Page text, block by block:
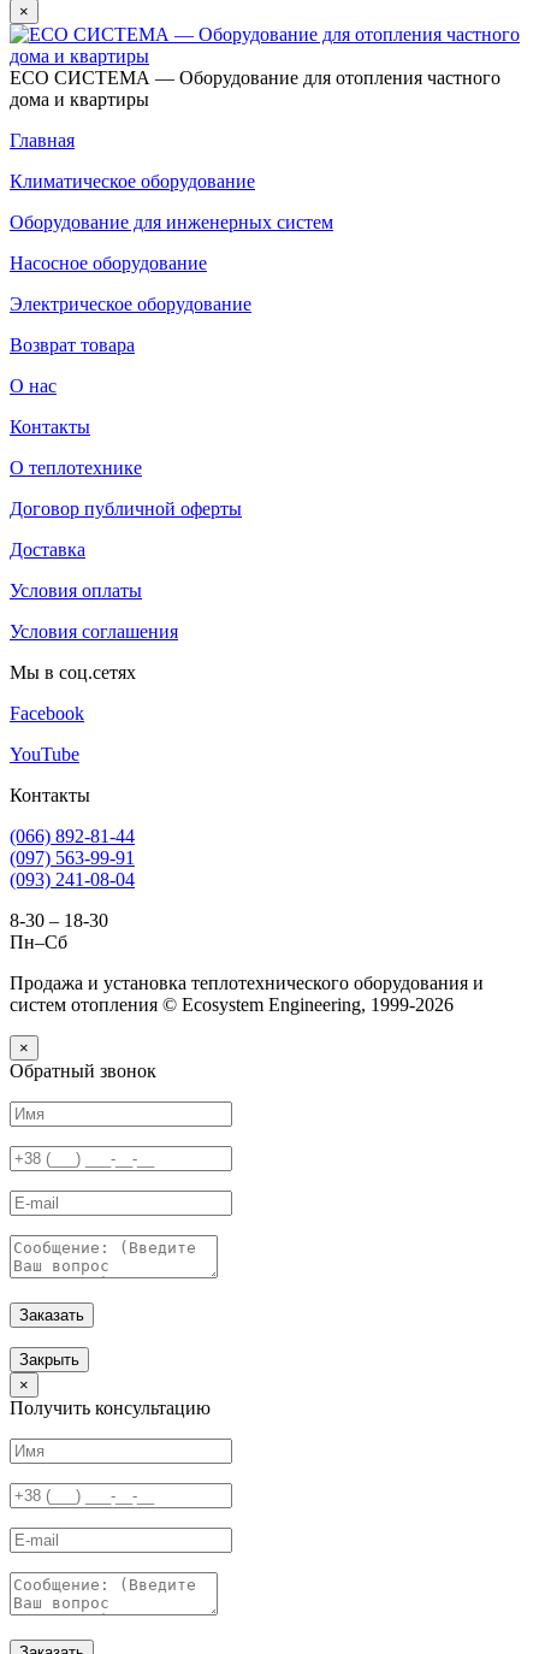
×
ECO СИСТЕМА — Оборудование для отопления частного
дома и квартиры
Главная
Климатическое оборудование
Оборудование для инженерных систем
Насосное оборудование
Электрическое оборудование
Возврат товара
О нас
Контакты
О теплотехнике
Договор публичной оферты
Доставка
Условия оплаты
Условия соглашения
Мы в соц.сетях
Facebook
YouTube
Контакты
(066) 892-81-44
(097) 563-99-91
(093) 241-08-04
8-30 – 18-30
Пн–Сб
Продажа и установка теплотехнического оборудования и
систем отопления © Ecosystem Engineering, 1999-2026
×
Обратный звонок
Заказать
Закрыть
×
Получить консультацию